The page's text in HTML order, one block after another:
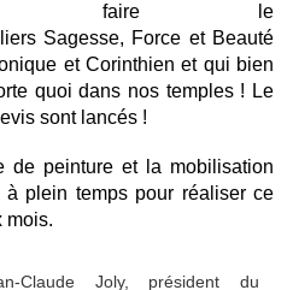
faire le
Sagesse, Force et Beauté
et Corinthien et qui bien
quoi dans nos temples ! Le
sont lancés !
de peinture et la mobilisation
à plein temps pour réaliser ce
mois.